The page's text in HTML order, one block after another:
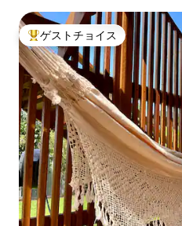
大好評のゲストチョイスです。
ゲストチョイス